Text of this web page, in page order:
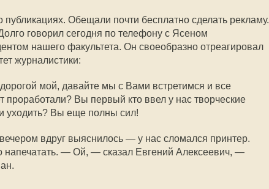
публикациях. Обещали почти бесплатно сделать рекламу.
говорил сегодня по телефону с Ясеном
нашего факультета. Он своеобразно отреагировал
журналистики:
мой, давайте мы с Вами встретимся и все
проработали? Вы первый кто ввел у нас творческие
уходить? Вы еще полны сил!
вдруг выяснилось — у нас сломался принтер.
напечатать. — Ой, — сказал Евгений Алексеевич, —